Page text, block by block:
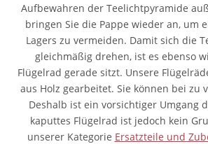
Aufbewahren der Teelichtpyramide
bringen Sie die Pappe wieder an, um
Lagers zu vermeiden. Damit sich die
gleichmäßig drehen, ist es ebenso
Flügelrad gerade sitzt. Unsere
aus Holz gearbeitet. Sie können bei zu
Deshalb ist ein vorsichtiger Umgang
kaputtes Flügelrad ist jedoch kein
unserer Kategorie Ersatzteile und